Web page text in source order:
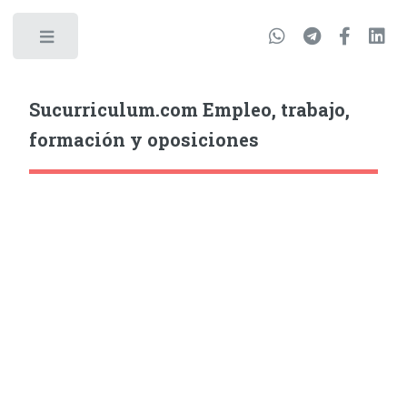
Sucurriculum.com Empleo, trabajo,
formación y oposiciones